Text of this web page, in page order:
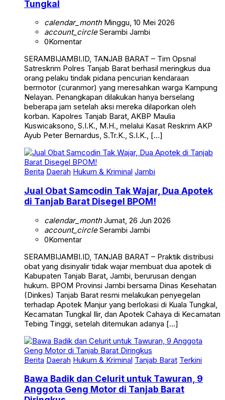
account_circleSerambi Jambi
0Komentar
Satreskrim Polres Tanjab Barat berhasil meringkus dua
orang pelaku tindak pidana pencurian kendaraan
bermotor (curanmor) yang meresahkan warga Kampung
Nelayan. Penangkapan dilakukan hanya berselang
beberapa jam setelah aksi mereka dilaporkan oleh
korban. Kapolres Tanjab Barat, AKBP Maulia
Kuswicaksono, S.I.K., M.H., melalui Kasat Reskrim AKP
Ayub Peter Bernardus, S.Tr.K., S.I.K., […]
Berita Daerah Hukum & Kriminal
di Tanjab Barat Disegel BPOM!
account_circleSerambi Jambi
0Komentar
obat yang disinyalir tidak wajar membuat dua apotek di
Kabupaten Tanjab Barat, Jambi, berurusan dengan
hukum. BPOM Provinsi Jambi bersama Dinas Kesehatan
(Dinkes) Tanjab Barat resmi melakukan penyegelan
terhadap Apotek Manjur yang berlokasi di Kuala Tungkal,
Kecamatan Tungkal Ilir, dan Apotek Cahaya di Kecamatan
Tebing Tinggi, setelah ditemukan adanya […]
Berita Daerah Hukum & Kriminal Tanjab Barat
Anggota Geng Motor di Tanjab Barat
Diringkus